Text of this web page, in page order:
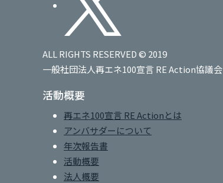
ALL RIGHTS RESERVED © 2019
一般社団法人再エネ100宣言 RE Action協議会
活動概要
再エネ100宣言 RE Actionとは
アンバサダーについて
年次報告書
活動概要
法人概要